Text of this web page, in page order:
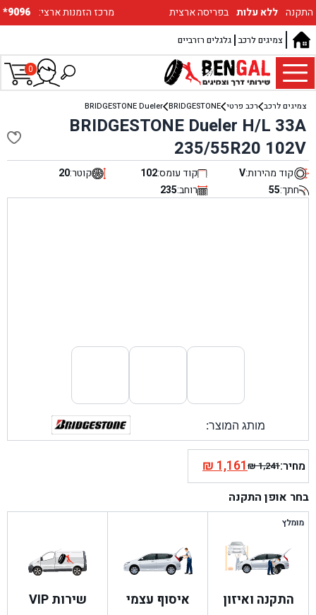
*9096 :מרכז הזמנות ארצי התקנה ללא עלות בפריסה ארצית
גלגלים רזרביים צמיגים לרכב
0
צמיגים לרכב רכב פרטי BRIDGESTONE
BRIDGESTONE Dueler
BRIDGESTONE Dueler H/L 33A
235/55R20 102V
קוד מהירות:V קוד עומס:102 קוטר:20
חתך:55 רוחב:235
מותג המוצר:
מחיר: ₪1,241
המחיר
המקורי
היה:
₪1,161 המחיר
הנוכחי
הוא:
בחר אופן התקנה
מומלץ
התקנה ואיזון איסוף עצמי שירות VIP